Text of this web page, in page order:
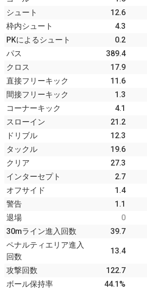
シュート
12.6
枠内シュート
4.3
PKによるシュート
0.2
パス
389.4
クロス
17.9
直接フリーキック
11.6
間接フリーキック
1.3
コーナーキック
4.1
スローイン
21.2
ドリブル
12.3
タックル
19.6
クリア
27.3
インターセプト
2.7
オフサイド
1.4
警告
1.1
退場
0
30mライン進入回数
39.7
ペナルティエリア進入
回数
13.4
攻撃回数 122.7
ボール保持率
44.1%